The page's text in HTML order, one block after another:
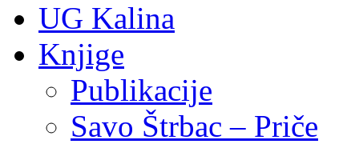
UG Kalina
Knjige
Publikacije
Savo Štrbac – Priče